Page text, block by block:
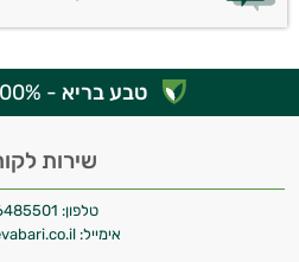
טבע בריא - 100% קנייה בטוחה
שירות
טלפון:
אימייל: info@tevabari.co.il